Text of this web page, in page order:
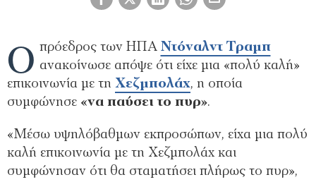
Ο πρόεδρος των ΗΠΑ Ντόναλντ Τραμπ
ανακοίνωσε απόψε ότι είχε μια «πολύ καλή»
επικοινωνία με τη Χεζμπολάχ, η οποία
συμφώνησε «να παύσει το πυρ».
«Μέσω υψηλόβαθμων εκπροσώπων, είχα μια πολύ
καλή επικοινωνία με τη Χεζμπολάχ και
συμφώνησαν ότι θα σταματήσει πλήρως το πυρ»,